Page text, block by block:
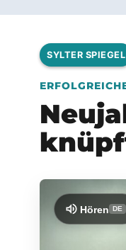
SYLTER SPIEGEL
volume_up Hören DE